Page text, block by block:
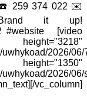
☎️ 259 374 022 ✉️
Brand it up!
#website [video
2026/06/
2026/06/
vc_column]